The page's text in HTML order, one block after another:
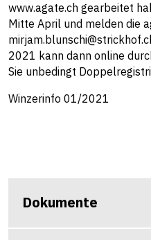
www.agate.ch gearbeitet
Mitte April und melden die
2021 kann dann online
Sie unbedingt
Winzerinfo 01/2021
Dokumente